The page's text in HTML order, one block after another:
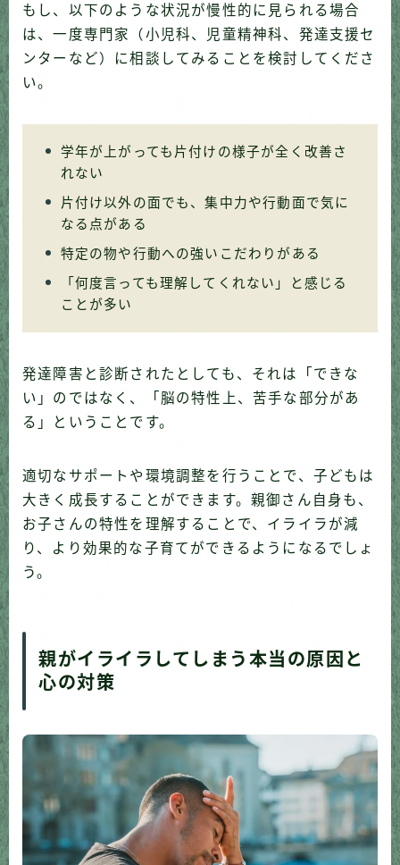
もし、以下のような状況が慢性的に見られる場合
は、一度専門家（小児科、児童精神科、発達支援セ
ンターなど）に相談してみることを検討してくださ
い。
学年が上がっても片付けの様子が全く改善さ
れない
片付け以外の面でも、集中力や行動面で気に
なる点がある
特定の物や行動への強いこだわりがある
「何度言っても理解してくれない」と感じる
ことが多い
発達障害と診断されたとしても、それは「できな
い」のではなく、「脳の特性上、苦手な部分があ
る」ということです。
適切なサポートや環境調整を行うことで、子どもは
大きく成長することができます。親御さん自身も、
お子さんの特性を理解することで、イライラが減
り、より効果的な子育てができるようになるでしょ
う。
親がイライラしてしまう本当の原因と
心の対策